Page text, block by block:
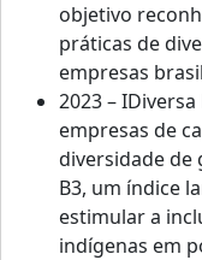
objetivo
práticas de
empresas
2023 –
empresas de
diversidade de
B3, um índice
estimular a
indígenas em